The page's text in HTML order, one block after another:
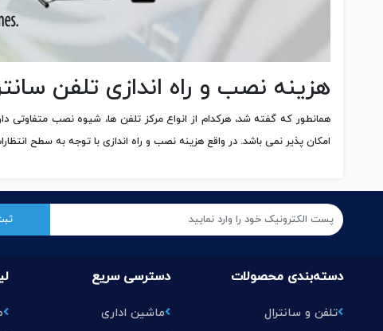
هزینه نصب و راه اندازی تلفن
همانطور که گفته شد، هرکدام از انواع مرکز تلفن ها، شیوه نصب متفاوتی
امکان پذیر نمی باشد. در واقع هزینه نصب و راه اندازی با توجه به سطح
دسته‌بندی محصولات
تلفن و سانترال
دسترسی سریع
ماشین اداری